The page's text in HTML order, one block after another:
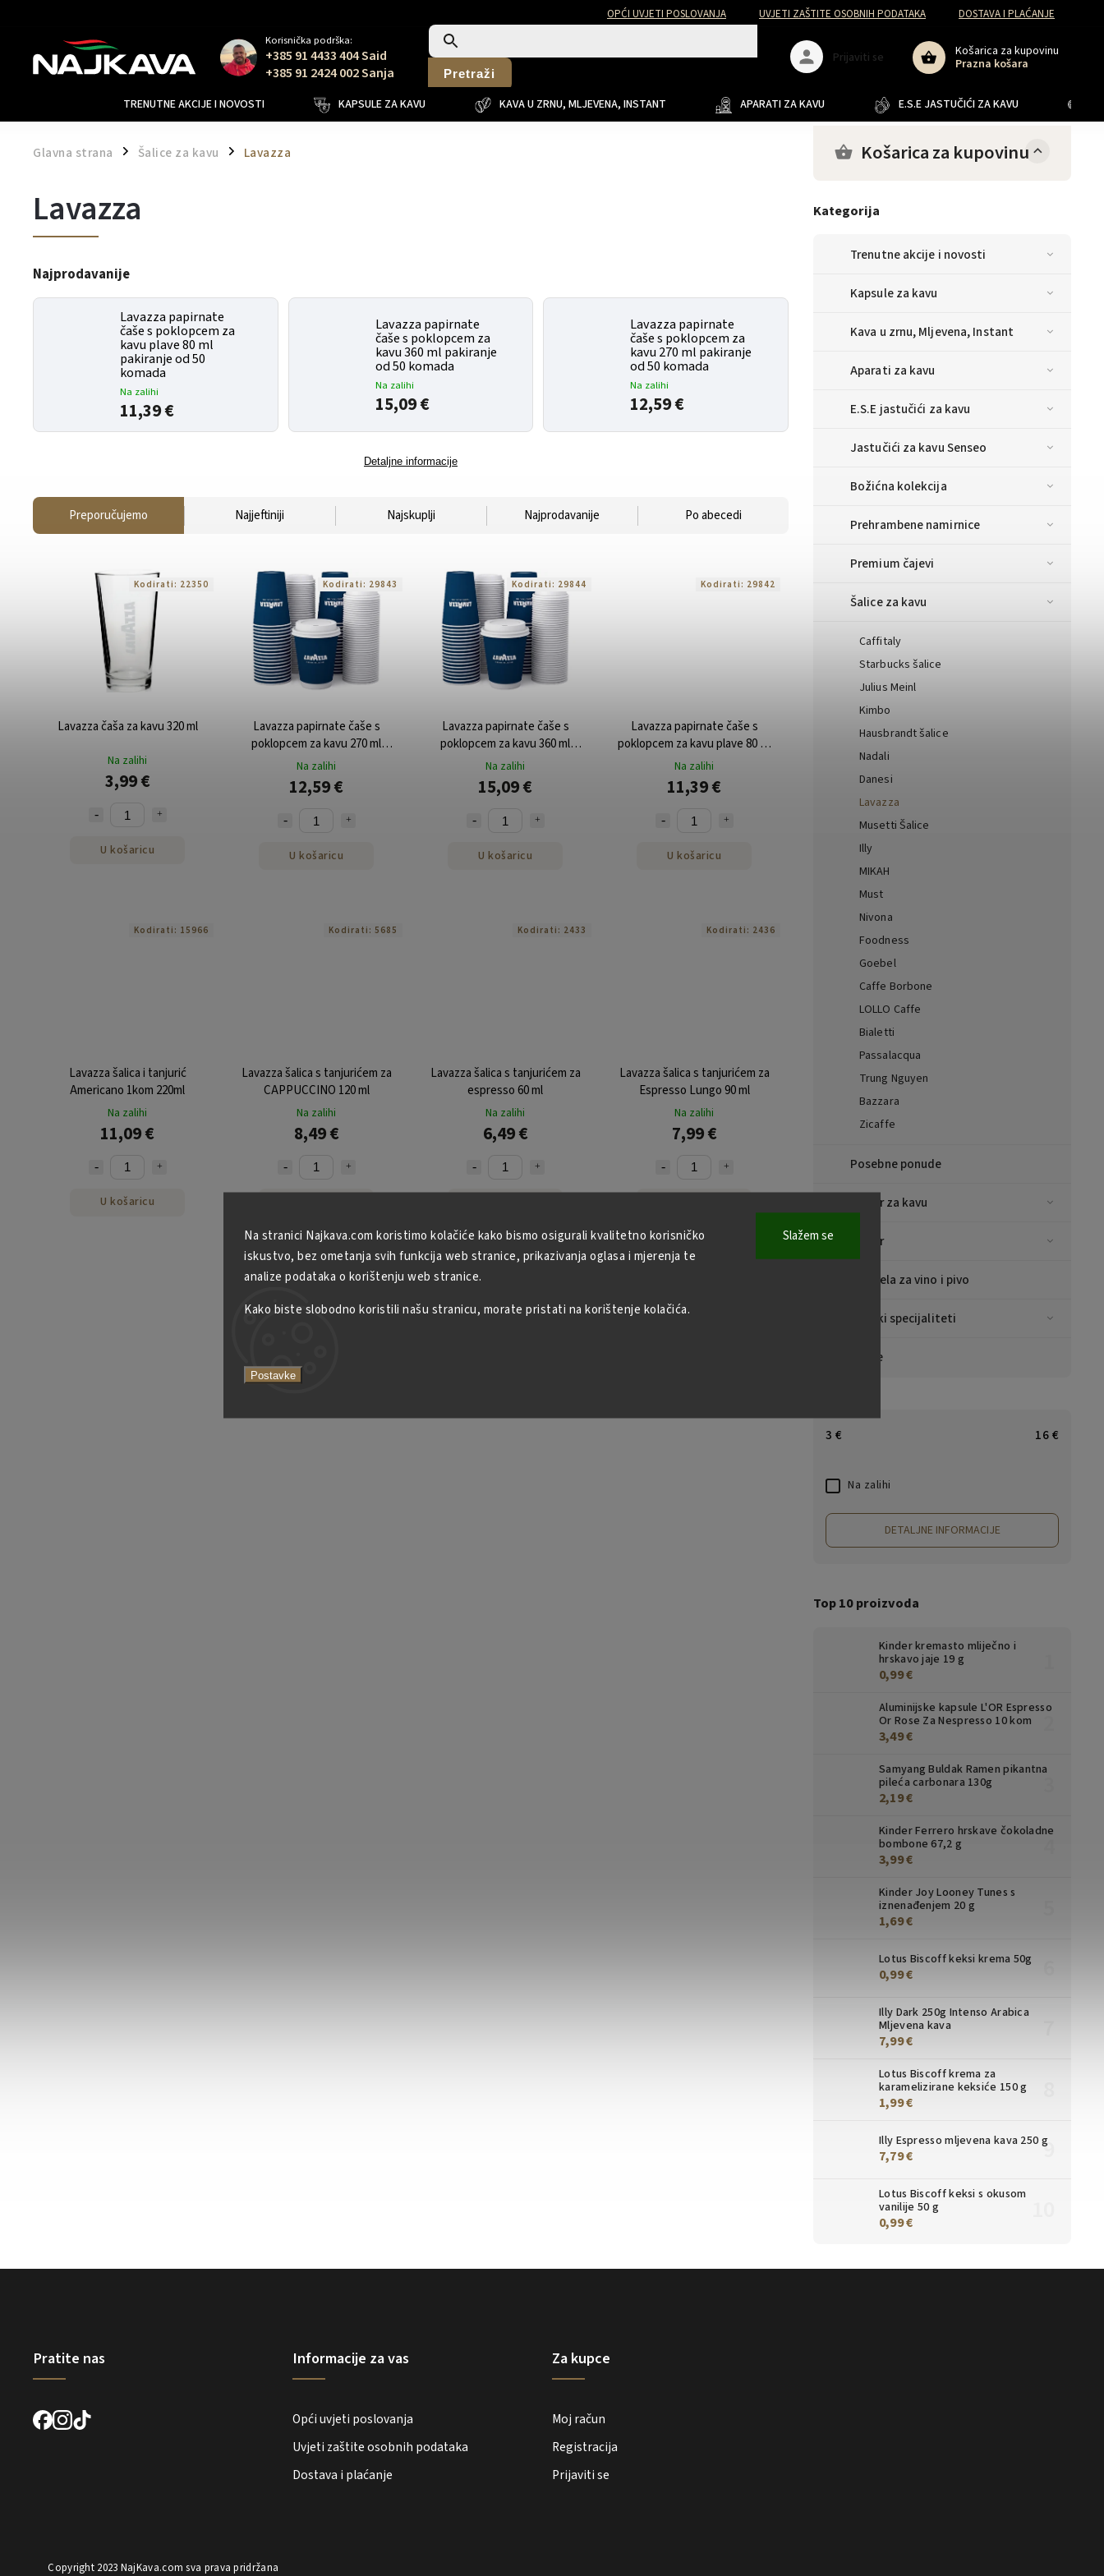
Na stranici Najkava.com koristimo kolačiće kako bismo osigurali kvalitetno korisničko
iskustvo, bez ometanja svih funkcija web stranice, prikazivanja oglasa i mjerenja te
analize podataka o korištenju web stranice.
Kako biste slobodno koristili našu stranicu, morate pristati na korištenje kolačića.
Postavke
Slažem se
OPĆI UVJETI POSLOVANJA UVJETI ZAŠTITE OSOBNIH PODATAKA
DOSTAVA I PLAĆANJE
Korisnička podrška:
+385 91 4433 404 Said
+385 91 2424 002 Sanja
Pretraži
Košarica za kupovinu
Prazna košara
Prijaviti se
TRENUTNE AKCIJE I NOVOSTI KAPSULE ZA KAVU KAVA U ZRNU, MLJEVENA, INSTANT APARATI ZA KAVU E.S.E JASTUČIĆI ZA KAVU
Glavna strana / Šalice za kavu / Lavazza Košarica za kupovinu
Kategorija
Trenutne akcije i novosti
Kapsule za kavu
Kava u zrnu, Mljevena, Instant
Aparati za kavu
E.S.E jastučići za kavu
Jastučići za kavu Senseo
Božićna kolekcija
Prehrambene namirnice
Premium čajevi
Šalice za kavu
Caffitaly
Starbucks šalice
Julius Meinl
Kimbo
Hausbrandt šalice
Nadali
Danesi
Lavazza
Musetti Šalice
Illy
MIKAH
Must
Nivona
Foodness
Goebel
Caffe Borbone
LOLLO Caffe
Bialetti
Passalacqua
Trung Nguyen
Bazzara
Zicaffe
Posebne ponude
Pribor za kavu
Pribor
Predjela za vino i pivo
Azijski specijaliteti
Marke
3 € 16€
Na zalihi
DETALJNE INFORMACIJE
Top 10 proizvoda
Kinder kremasto mliječno i
hrskavo jaje 19 g
0,99 €
Aluminijske kapsule L'OR Espresso
Or Rose Za Nespresso 10 kom
3,49 €
Samyang Buldak Ramen pikantna
pileća carbonara 130g
2,19 €
Kinder Ferrero hrskave čokoladne
bombone 67,2 g
3,99 €
Kinder Joy Looney Tunes s
iznenađenjem 20 g
1,69 €
Lotus Biscoff keksi krema 50g
0,99 €
Illy Dark 250g Intenso Arabica
Mljevena kava
7,99 €
Lotus Biscoff krema za
karamelizirane keksiće 150 g
1,99 €
Illy Espresso mljevena kava 250 g
7,79 €
Lotus Biscoff keksi s okusom
vanilije 50 g
0,99 €
Lavazza
Najprodavanije
Lavazza papirnate
čaše s poklopcem za
kavu plave 80 ml
pakiranje od 50
komada
Na zalihi
11,39 €
Lavazza papirnate
čaše s poklopcem za
kavu 360 ml pakiranje
od 50 komada
Na zalihi
15,09 €
Lavazza papirnate
čaše s poklopcem za
kavu 270 ml pakiranje
od 50 komada
Na zalihi
12,59 €
Detaljne informacije
Preporučujemo Najjeftiniji Najskuplji Najprodavanije Po abecedi
Lavazza čaša za kavu 320 ml
Na zalihi
3,99 €
U košaricu
Kodirati: 22350
Lavazza papirnate čaše s
poklopcem za kavu 270 ml
pakiranje od 50 komada
Na zalihi
12,59 €
U košaricu
Kodirati: 29843
Lavazza papirnate čaše s
poklopcem za kavu 360 ml
pakiranje od 50 komada
Na zalihi
15,09 €
U košaricu
Kodirati: 29844
Lavazza papirnate čaše s
poklopcem za kavu plave 80 ml
pakiranje od 50 komada
Na zalihi
11,39 €
U košaricu
Kodirati: 29842
Lavazza šalica i tanjurić
Americano 1kom 220ml
Na zalihi
11,09 €
U košaricu
Kodirati: 15966
Lavazza šalica s tanjurićem za
CAPPUCCINO 120 ml
Na zalihi
8,49 €
Kodirati: 5685
Lavazza šalica s tanjurićem za
espresso 60 ml
Na zalihi
6,49 €
Kodirati: 2433
Lavazza šalica s tanjurićem za
Espresso Lungo 90 ml
Na zalihi
7,99 €
Kodirati: 2436
Pratite nas Informacije za vas
Opći uvjeti poslovanja
Uvjeti zaštite osobnih podataka
Dostava i plaćanje
Za kupce
Moj račun
Registracija
Prijaviti se
Copyright 2023 NajKava.comsva prava pridržana